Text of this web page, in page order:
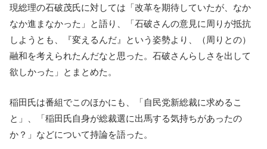
現総理の石破茂氏に対しては「改革を期待していたが、なか
なか進まなかった」と語り、「石破さんの意見に周りが抵抗
しようとも、『変えるんだ』という姿勢より、（周りとの）
融和を考えられたんだなと思った。石破さんらしさを出して
欲しかった」とまとめた。
稲田氏は番組でこのほかにも、「自民党新総裁に求めるこ
と」、「稲田氏自身が総裁選に出馬する気持ちがあったの
か？」などについて持論を語った。